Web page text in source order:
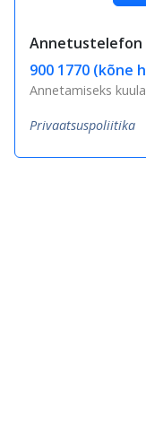
Annetustelefon
900 1770 (kõne
Annetamiseks
Privaatsuspoliitika